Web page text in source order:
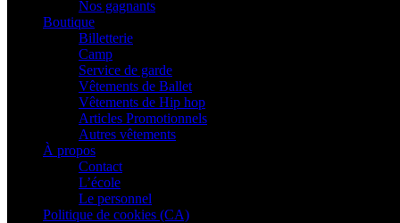
Nos gagnants
Boutique
Billetterie
Camp
Service de garde
Vêtements de Ballet
Vêtements de Hip hop
Articles Promotionnels
Autres vêtements
À propos
Contact
L’école
Le personnel
Politique de cookies (CA)